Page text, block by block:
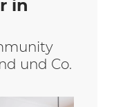
in
und Co.